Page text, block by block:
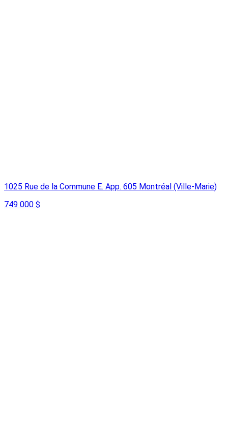
1025 Rue de la Commune E. App. 605 Montréal (Ville-Marie)
749 000 $